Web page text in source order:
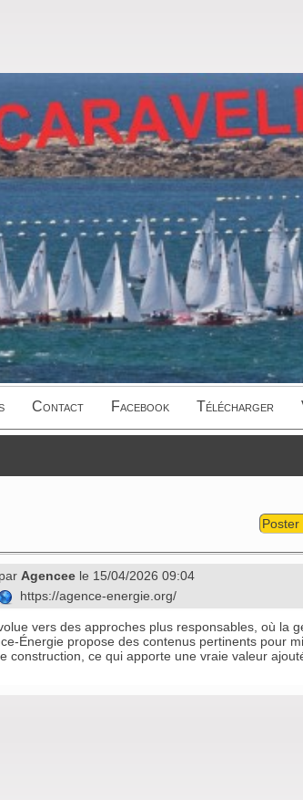
Contact Facebook Télécharger
Poster
par Agencee le 15/04/2026 09:04
https://agence-energie.org/
vers des approches plus responsables, où la
Énergie propose des contenus pertinents pour
construction, ce qui apporte une vraie valeur